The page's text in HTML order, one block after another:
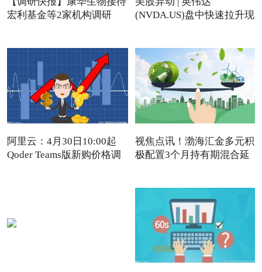
宏利基金等2家机构调研
(NVDA.US)盘中快速拉升现
阿里云：4月30日10:00起
Qoder Teams版新购价格调
视焦点讯！渤海汇金多元积
极配置3个月持有期混合延